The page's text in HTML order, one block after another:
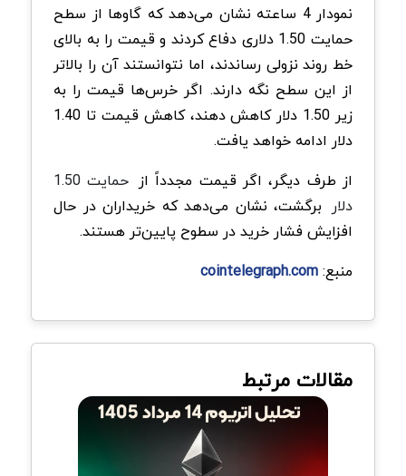
نمودار 4 ساعته نشان می‌دهد که گاوها از سطح
حمایت 1.50 دلاری دفاع کردند و قیمت را به بالای
خط روند نزولی رساندند، اما نتوانستند آن را بالاتر
از این سطح نگه دارند. اگر خرس‌ها قیمت را به
زیر 1.50 دلار کاهش دهند، کاهش قیمت تا 1.40
دلار ادامه خواهد یافت.
از طرف دیگر، اگر قیمت مجدداً از
حمایت 1.50
دلار برگشت، نشان می‌دهد که خریداران در حال
افزایش فشار خرید در سطوح پایین‌تر هستند.
منبع:cointelegraph.com
مقالات مرتبط